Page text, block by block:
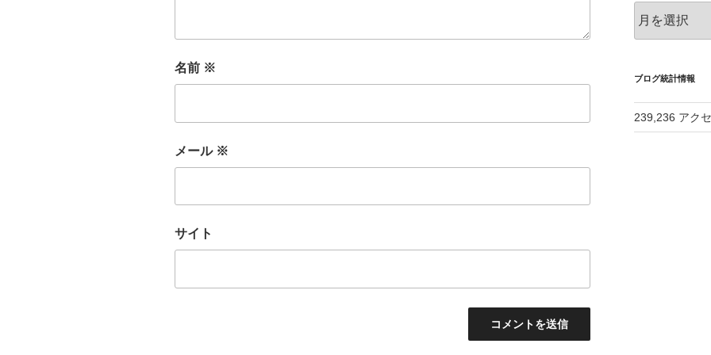
名前 ※
メール ※
サイト
ー
ブ
ブログ統計情報
239,236 アク